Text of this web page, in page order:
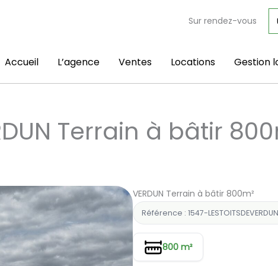
Sur rendez-vous
Accueil L’agence Ventes Locations Gestion
Terrain à bâtir
VERDUN Terrain à bâtir 800m²
Référence : 1547-LESTOITSDEVERDUN
800 m²